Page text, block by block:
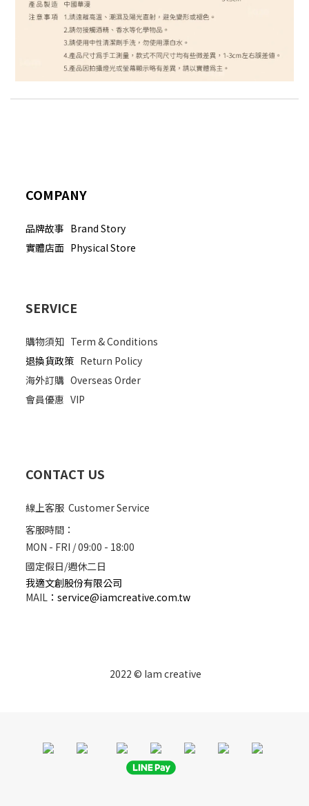
COMPANY
品牌故事 Brand Story
實體店面 Physical Store
SERVICE
購物須知 Term & Conditions
退換貨政策 Return Policy
海外訂購 Overseas Order
會員優惠 VIP
CONTACT US
線上客服 Customer Service
客服時間：
MON - FRI / 09:00 - 18:00
國定假日/週休二日
我適文創股份有限公司
MAIL ： service@iamcreative.com.tw
2022 © Iam creative